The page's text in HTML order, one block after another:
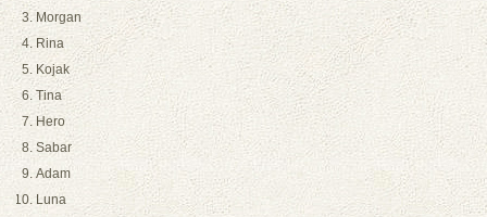
Morgan
Rina
Kojak
Tina
Hero
Sabar
Adam
Luna